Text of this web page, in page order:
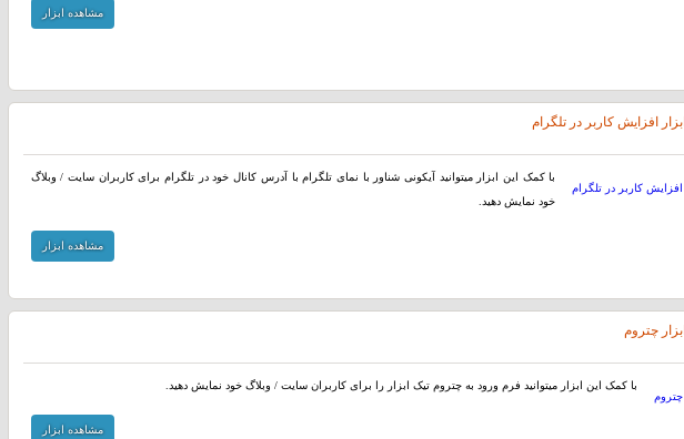
مشاهده ابزار
ابزار افزایش کاربر در تلگرام
با کمک این ابزار میتوانید آیکونی شناور با نمای تلگرام با آدرس کانال خود در تلگرام برای کاربران سایت / وبلاگ
خود نمایش دهید.
مشاهده ابزار
ابزار چتروم
با کمک این ابزار میتوانید فرم ورود به چتروم تیک ابزار را برای کاربران سایت / وبلاگ خود نمایش دهید.
مشاهده ابزار